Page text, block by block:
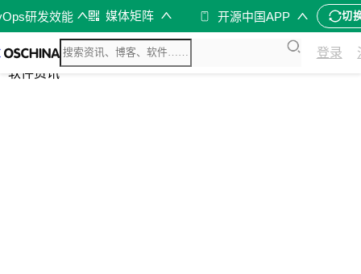
研发效能 媒体矩阵 开源中国APP 切
登录
综合
开源资讯
软件资讯